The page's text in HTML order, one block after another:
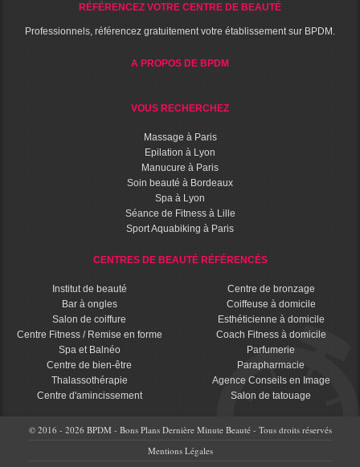
RÉFÉRENCEZ VOTRE CENTRE DE BEAUTÉ
Professionnels, référencez gratuitement votre établissement sur BPDM.
A PROPOS DE BPDM
VOUS RECHERCHEZ
Massage à Paris
Epilation à Lyon
Manucure à Paris
Soin beauté à Bordeaux
Spa à Lyon
Séance de Fitness à Lille
Sport Aquabiking à Paris
CENTRES DE BEAUTÉ RÉFÉRENCÉS
Institut de beauté
Bar à ongles
Salon de coiffure
Centre Fitness / Remise en forme
Spa et Balnéo
Centre de bien-être
Thalassothérapie
Centre d'amincissement
Centre de bronzage
Coiffeuse à domicile
Esthéticienne à domicile
Coach Fitness à domicile
Parfumerie
Parapharmacie
Agence Conseils en Image
Salon de tatouage
© 2016 - 2026 BPDM - Bons Plans Dernière Minute Beauté - Tous droits réservés
Mentions Légales